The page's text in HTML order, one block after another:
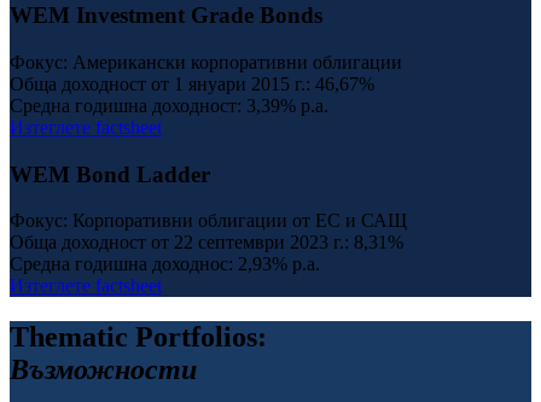
WEM Investment Grade Bonds
Фокус: Американски корпоративни облигации
Обща доходност от 1 януари 2015 г.: 46,67%
Средна годишна доходност: 3,39% p.a.
Изтеглете factsheet
WEM Bond Ladder
Фокус: Корпоративни облигации от ЕС и САЩ
Обща доходност от 22 септември 2023 г.: 8,31%
Средна годишна доходнос: 2,93% p.a.
Изтеглете factsheet
Thematic Portfolios:
Възможности